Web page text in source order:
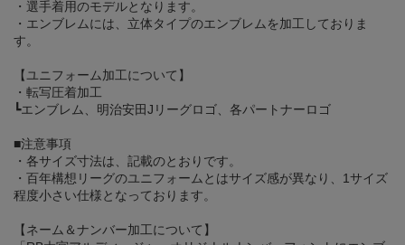
・選手着用のモデルとなります。
・エンブレムには、立体タイプのエンブレムを加工しておりま
す。
【ユニフォーム加工について】
・転写圧着加工
┗エンブレム、明治安田Jリーグロゴ、各パートナーロゴ
■注意事項
・各サイズ寸法は、記載のとおりです。
・百年構想リーグのユニフォームとはサイズ感が異なり、1サイズ
程度小さい仕様となっております。
【ネーム＆ナンバー加工について】